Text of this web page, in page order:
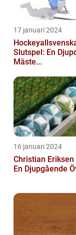
17 januari 2024
Slutspel: En
Mäste...
16 januari 2024
Christian
En Djupgående